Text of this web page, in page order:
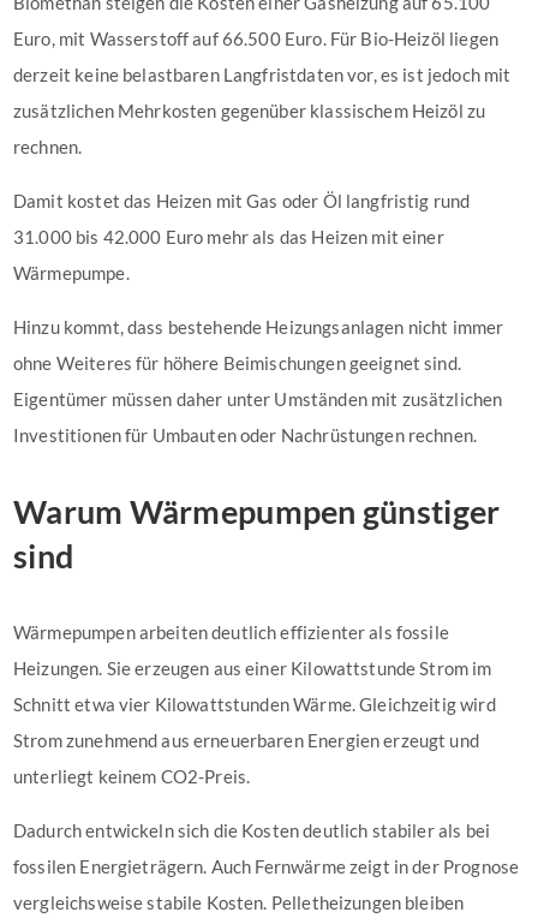
Euro, mit Wasserstoff auf 66.500 Euro. Für Bio-Heizöl liegen
derzeit keine belastbaren Langfristdaten vor, es ist jedoch mit
zusätzlichen Mehrkosten gegenüber klassischem Heizöl zu
rechnen.
Damit kostet das Heizen mit Gas oder Öl langfristig rund
31.000 bis 42.000 Euro mehr als das Heizen mit einer
Wärmepumpe.
Hinzu kommt, dass bestehende Heizungsanlagen nicht immer
ohne Weiteres für höhere Beimischungen geeignet sind.
Eigentümer müssen daher unter Umständen mit zusätzlichen
Investitionen für Umbauten oder Nachrüstungen rechnen.
Warum Wärmepumpen günstiger
sind
Wärmepumpen arbeiten deutlich effizienter als fossile
Heizungen. Sie erzeugen aus einer Kilowattstunde Strom im
Schnitt etwa vier Kilowattstunden Wärme. Gleichzeitig wird
Strom zunehmend aus erneuerbaren Energien erzeugt und
unterliegt keinem CO2-Preis.
Dadurch entwickeln sich die Kosten deutlich stabiler als bei
fossilen Energieträgern. Auch Fernwärme zeigt in der Prognose
vergleichsweise stabile Kosten. Pelletheizungen bleiben